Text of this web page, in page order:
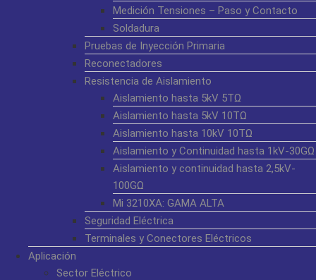
Medición Tensiones – Paso y Contacto
Soldadura
Pruebas de Inyección Primaria
Reconectadores
Resistencia de Aislamiento
Aislamiento hasta 5kV 5TΩ
Aislamiento hasta 5kV 10TΩ
Aislamiento hasta 10kV 10TΩ
Aislamiento y Continuidad hasta 1kV-30GΩ
Aislamiento y continuidad hasta 2,5kV-
100GΩ
Mi 3210XA: GAMA ALTA
Seguridad Eléctrica
Terminales y Conectores Eléctricos
Aplicación
Sector Eléctrico